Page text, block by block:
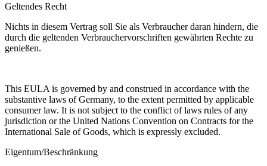
Geltendes Recht
Nichts in diesem Vertrag soll Sie als Verbraucher daran hindern, die
durch die geltenden Verbrauchervorschriften gewährten Rechte zu
genießen.
This EULA is governed by and construed in accordance with the
substantive laws of Germany, to the extent permitted by applicable
consumer law. It is not subject to the conflict of laws rules of any
jurisdiction or the United Nations Convention on Contracts for the
International Sale of Goods, which is expressly excluded.
Eigentum/Beschränkung